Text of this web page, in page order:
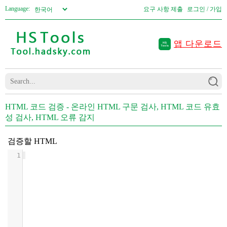
Language: 요구 사항 제출 로그인 / 가입
앱 다운로드
HTML 코드 검증 - 온라인 HTML 구문 검사, HTML 코드 유효
성 검사, HTML 오류 감지
검증할 HTML
1